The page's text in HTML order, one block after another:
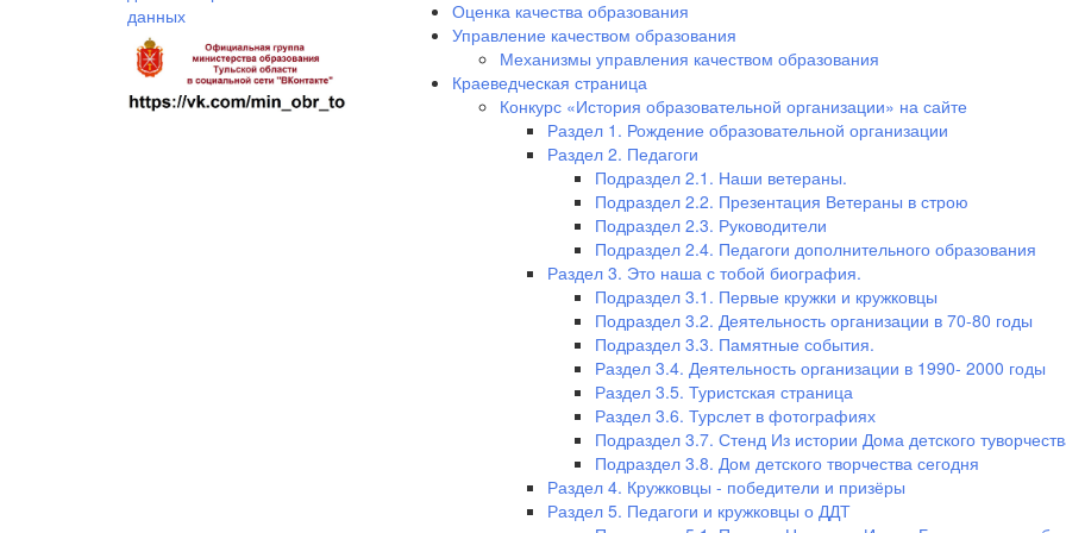
данных
Оценка качества образования
Управление качеством образования
Механизмы управления качеством образования
Краеведческая страница
Конкурс «История образовательной организации» на сайте
Раздел 1. Рождение образовательной организации
Раздел 2. Педагоги
Подраздел 2.1. Наши ветераны.
Подраздел 2.2. Презентация Ветераны в строю
Подраздел 2.3. Руководители
Подраздел 2.4. Педагоги дополнительного образования
Раздел 3. Это наша с тобой биография.
Подраздел 3.1. Первые кружки и кружковцы
Подраздел 3.2. Деятельность организации в 70-80 годы
Подраздел 3.3. Памятные события.
Раздел 3.4. Деятельность организации в 1990- 2000 годы
Раздел 3.5. Туристская страница
Раздел 3.6. Турслет в фотографиях
Подраздел 3.7. Стенд Из истории Дома детского
Подраздел 3.8. Дом детского творчества сегодня
Раздел 4. Кружковцы - победители и призёры
Раздел 5. Педагоги и кружковцы о ДДТ